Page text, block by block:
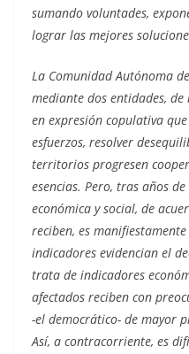
sumando voluntades,
lograr las mejores
La Comunidad Autónoma
mediante dos entidades,
en expresión copulativa
esfuerzos, resolver
territorios progresen
esencias. Pero, tras años
económica y social, de
reciben, es
indicadores evidencian el
trata de indicadores
afectados reciben con
-el democrático- de mayor
Así, a contracorriente, es